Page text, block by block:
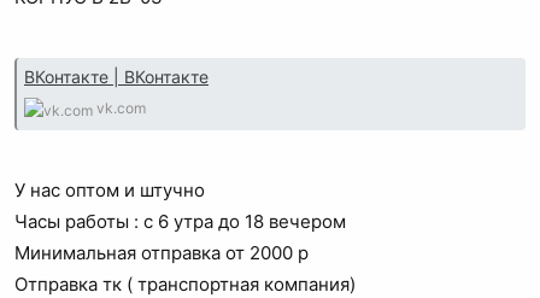
ВКонтакте | ВКонтакте
vk.com
У нас оптом и штучно
Часы работы : с 6 утра до 18 вечером
Минимальная отправка от 2000 р
Отправка тк ( транспортная компания)